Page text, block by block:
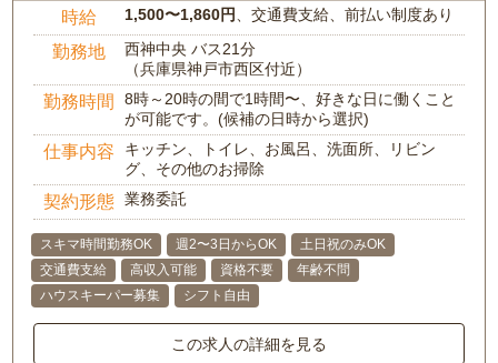
時給 1,500〜1,860円、交通費支給、前払い制度あり
勤務地
西神中央 バス21分
（兵庫県神戸市西区付近）
勤務時間
8時～20時の間で1時間〜、好きな日に働くこと
が可能です。(候補の日時から選択)
仕事内容
キッチン、トイレ、お風呂、洗面所、リビン
グ、その他のお掃除
契約形態 業務委託
スキマ時間勤務OK 週2〜3日からOK
土日祝のみOK
交通費支給
高収入可能 資格不要
年齢不問
ハウスキーパー募集
シフト自由
この求人の詳細を見る